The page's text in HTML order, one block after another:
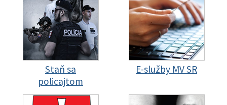
Staň sa
policajtom
E-služby MV SR